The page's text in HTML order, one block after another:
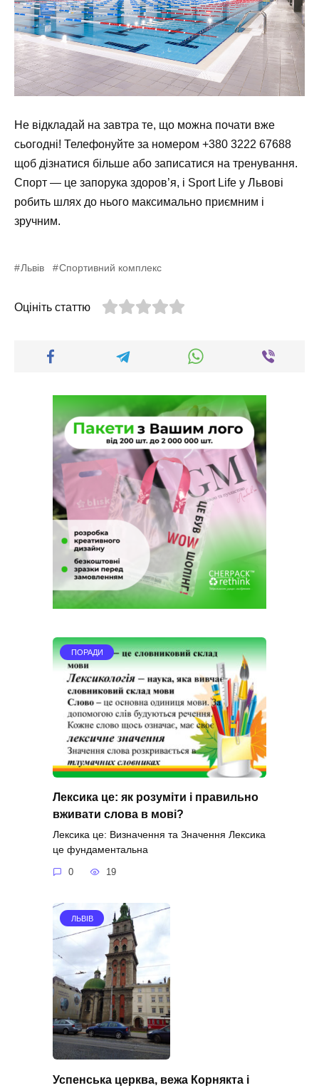
Не відкладай на завтра те, що можна почати вже
сьогодні! Телефонуйте за номером +380 3222 67688
щоб дізнатися більше або записатися на тренування.
Спорт — це запорука здоров’я, і Sport Life у Львові
робить шлях до нього максимально приємним і
зручним.
Львів Спортивний комплекс
Оцініть статтю
ПОРАДИ
Лексика це: як розуміти і правильно
вживати слова в мові?
Лексика це: Визначення та Значення Лексика
це фундаментальна
0 19
ЛЬВІВ
Успенська церква, вежа Корнякта і